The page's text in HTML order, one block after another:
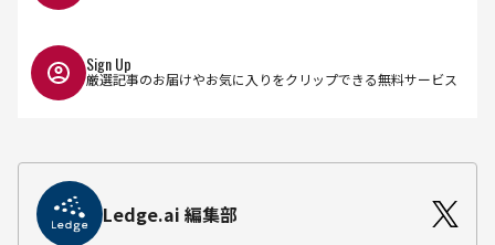
Sign Up
厳選記事のお届けやお気に入りをクリップできる無料サービス
Ledge.ai 編集部